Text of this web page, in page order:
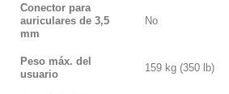
Conector para
auriculares de 3,5
mm
No
Peso máx. del
usuario
159 kg (350 lb)